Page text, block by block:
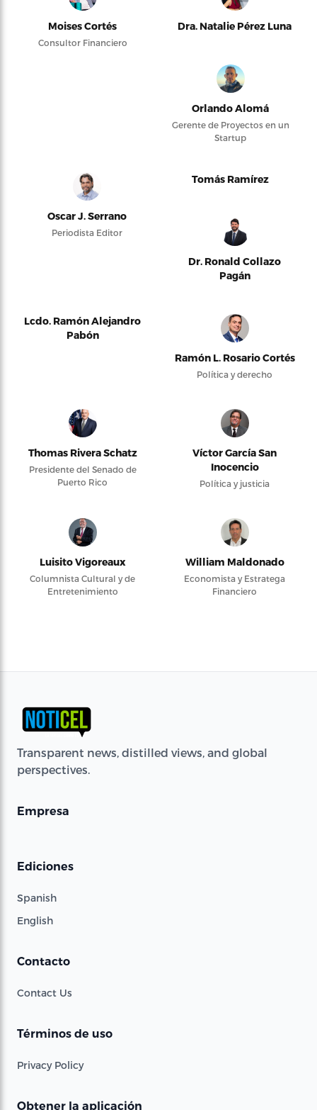
Moises Cortés
Consultor Financiero
Dra. Natalie Pérez Luna
Orlando Alomá
Gerente de Proyectos en un
Startup
Oscar J. Serrano
Periodista Editor
Tomás Ramírez
Dr. Ronald Collazo
Pagán
Lcdo. Ramón Alejandro
Pabón
Ramón L. Rosario Cortés
Política y derecho
Thomas Rivera Schatz
Presidente del Senado de
Puerto Rico
Víctor García San
Inocencio
Política y justicia
Luisito Vigoreaux
Columnista Cultural y de
Entretenimiento
William Maldonado
Economista y Estratega
Financiero
Transparent news, distilled views, and global
perspectives.
Empresa
Ediciones
Spanish
English
Contacto
Contact Us
Términos de uso
Privacy Policy
Obtener la aplicación